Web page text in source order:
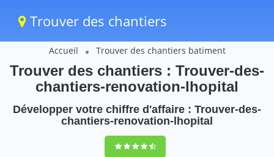
Trouver des chantiers
Accueil Trouver des chantiers batiment
Trouver des chantiers : Trouver-des-
chantiers-renovation-lhopital
Développer votre chiffre d'affaire : Trouver-des-
chantiers-renovation-lhopital